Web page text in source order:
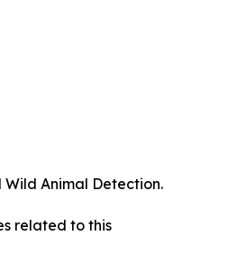
Animal Detection.
related to this